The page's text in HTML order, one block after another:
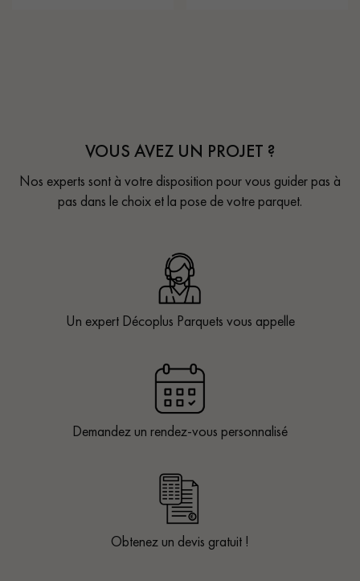
VOUS AVEZ UN PROJET ?
Nos experts sont à votre disposition pour vous guider pas à
pas dans le choix et la pose de votre parquet.
Un expert Décoplus Parquets vous appelle
Demandez un rendez-vous personnalisé
Obtenez un devis gratuit !